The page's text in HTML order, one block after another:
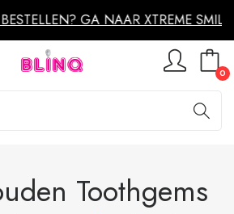
GA NAAR XTREME SMILE
0
Toothgems